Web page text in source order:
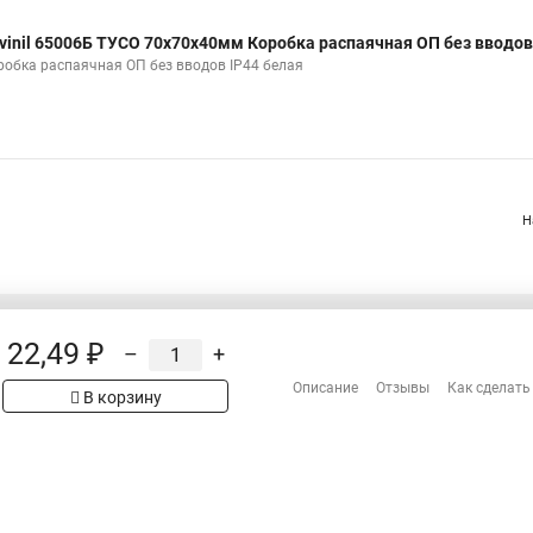
65006Б ТУСО 70х70х40мм Коробка распаячная ОП без
распаячная ОП без вводов IP44 белая
на сайте имеет
товар
Сотрудничество
22,49 ₽ – +
В корзину
Описание Отзывы Как сделать